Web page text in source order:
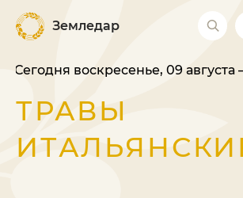
Земледар
воскресенье, 09 августа –
ТРАВЫ